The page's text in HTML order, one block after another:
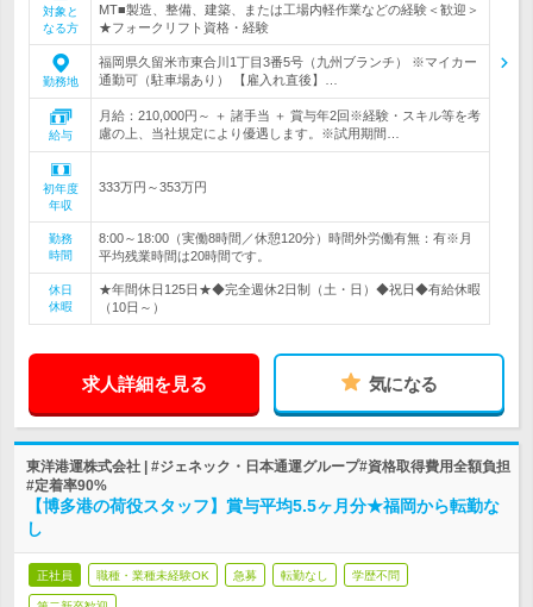
対象と
なる方
MT■製造、整備、建築、または工場内軽作業などの経験＜歓迎＞
★フォークリフト資格・経験
勤務地
福岡県久留米市東合川1丁目3番5号（九州ブランチ） ※マイカー
通勤可（駐車場あり） 【雇入れ直後】…
給与
月給：210,000円～ ＋ 諸手当 ＋ 賞与年2回※経験・スキル等を考
慮の上、当社規定により優遇します。※試用期間…
初年度
年収
333万円～353万円
勤務
時間
8:00～18:00（実働8時間／休憩120分）時間外労働有無：有※月
平均残業時間は20時間です。
休日
休暇
★年間休日125日★◆完全週休2日制（土・日）◆祝日◆有給休暇
（10日～）
求人詳細を見る 気になる
東洋港運株式会社 | #ジェネック・日本通運グループ#資格取得費用全額負担
#定着率90%
【博多港の荷役スタッフ】賞与平均5.5ヶ月分★福岡から転勤な
し
正社員 職種・業種未経験OK 急募 転勤なし 学歴不問